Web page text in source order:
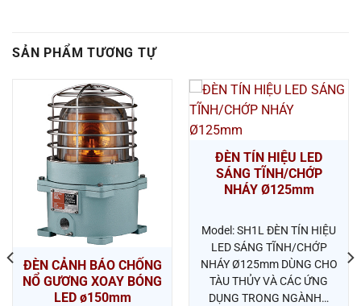
SẢN PHẨM TƯƠNG TỰ
ĐÈN CẢNH BÁO CHỐNG
NỔ GƯƠNG XOAY BÓNG
LED ø150mm
ĐÈN TÍN HIỆU LED
SÁNG TĨNH/CHỚP
NHÁY Ø125mm
Model: SH1L ĐÈN TÍN HIỆU
LED SÁNG TĨNH/CHỚP
NHÁY Ø125mm DÙNG CHO
TÀU THỦY VÀ CÁC ỨNG
DỤNG TRONG NGÀNH…